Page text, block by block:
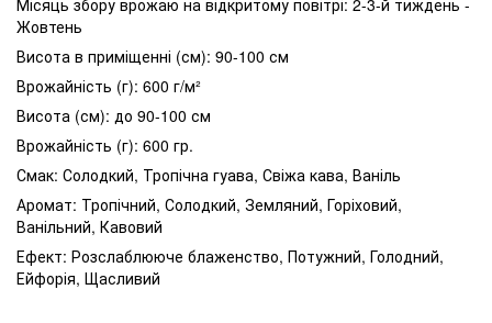
Жовтень
Висота в приміщенні (см): 90-100 см
Врожайність (г): 600 г/м²
Висота (см): до 90-100 см
Врожайність (г): 600 гр.
Смак: Солодкий, Тропічна гуава, Свіжа кава, Ваніль
Аромат: Тропічний, Солодкий, Земляний, Горіховий,
Ванільний, Кавовий
Ефект: Розслаблююче блаженство, Потужний, Голодний,
Ейфорія, Щасливий